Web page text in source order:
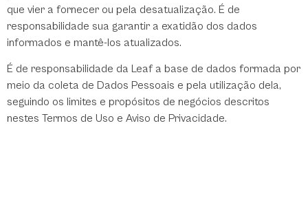
que vier a fornecer ou pela desatualização. É de
responsabilidade sua garantir a exatidão dos dados
informados e mantê-los atualizados.
É de responsabilidade da Leaf a base de dados formada por
meio da coleta de Dados Pessoais e pela utilização dela,
seguindo os limites e propósitos de negócios descritos
nestes Termos de Uso e Aviso de Privacidade.